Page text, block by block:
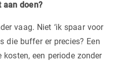
aan doen?
vaag. Niet ‘ik spaar voor
die buffer er precies? Een
een periode zonder